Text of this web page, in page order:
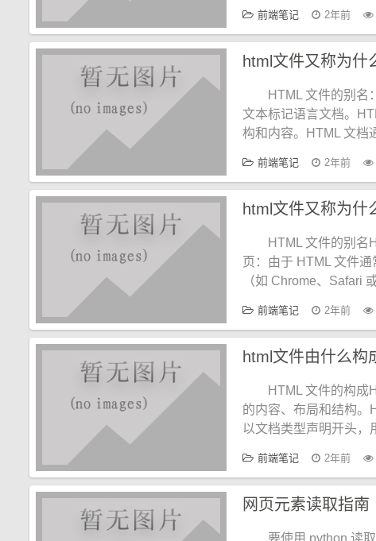
前端笔记 2年前
html文件又称为什
HTML 文件的别名
文本标记语言文档。
构和内容。HTML 文档
前端笔记 2年前
html文件又称为什
HTML 文件的别名
页：由于 HTML 文件
（如 Chrome、Safari
前端笔记 2年前
html文件由什么构
HTML 文件的构成
的内容、布局和结构。
以文档类型声明开头，
前端笔记 2年前
网页元素读取指南
要使用 python 读